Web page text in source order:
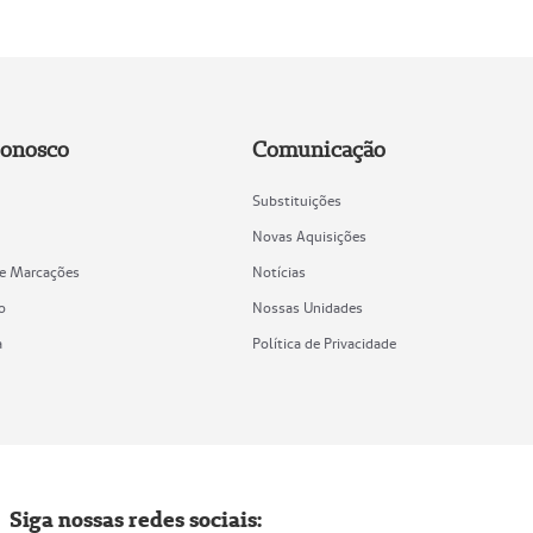
Marcações
Comunicação
Substituições
Novas Aquisições
Notícias
Nossas Unidades
Política de Privacidade
Siga nossas redes sociais: